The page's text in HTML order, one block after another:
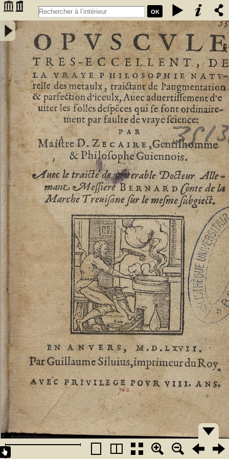
OK
Opuscule tres-eccellent, de la vraye philosophie naturelle des
metaulx, traictant de l'augmentation & parfection d'iceulx, avec
advertissement d'eviter les folles despences qui se font
ordinairement par faulte de vraye science : par Maistre D. Zecaire,
gentilhomme & philosophe guiennois. Avec le traicté de venerable
docteur allemant messiere Bernard Conte de la Marche Trevisane
sur le mesme subgiect - Zacaire, Denis (1510?-156.?)